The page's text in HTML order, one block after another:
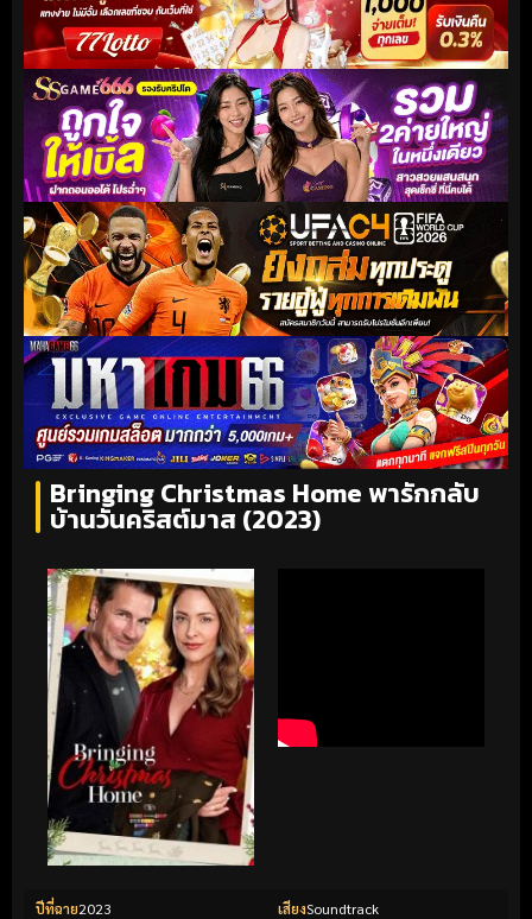
Bringing Christmas Home พารักกลับ
บ้านวันคริสต์มาส (2023)
ปีที่ฉาย2023 เสียงSoundtrack